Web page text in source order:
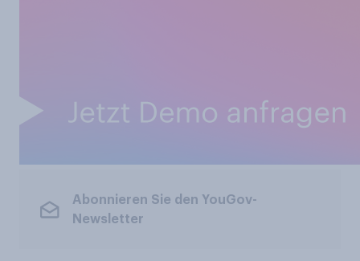
Abonnieren Sie den YouGov-
Newsletter